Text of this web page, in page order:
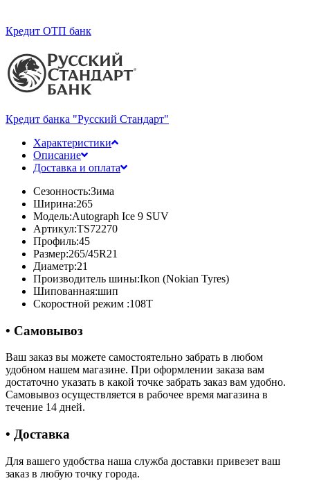
Кредит ОТП банк
Кредит банка "Русский Стандарт"
Характеристики
Описание
Доставка и оплата
Сезонность:Зима
Ширина:265
Модель:Autograph Ice 9 SUV
Артикул:TS72270
Профиль:45
Размер:265/45R21
Диаметр:21
Производитель шины:Ikon (Nokian Tyres)
Шипованная:шип
Скоростной режим :108T
• Самовывоз
Ваш заказ вы можете самостоятельно забрать в любом
удобном нашем магазине. При оформлении заказа вам
достаточно указать в какой точке забрать заказ вам удобно.
Самовывоз осуществляется в рабочее время магазина в
течение 14 дней.
• Доставка
Для вашего удобства наша служба доставки привезет ваш
заказ в любую точку города.